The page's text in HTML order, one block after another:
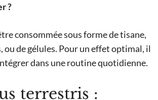
?
consommée sous forme de tisane,
ou de gélules. Pour un effet optimal, il
dans une routine quotidienne.
terrestris :